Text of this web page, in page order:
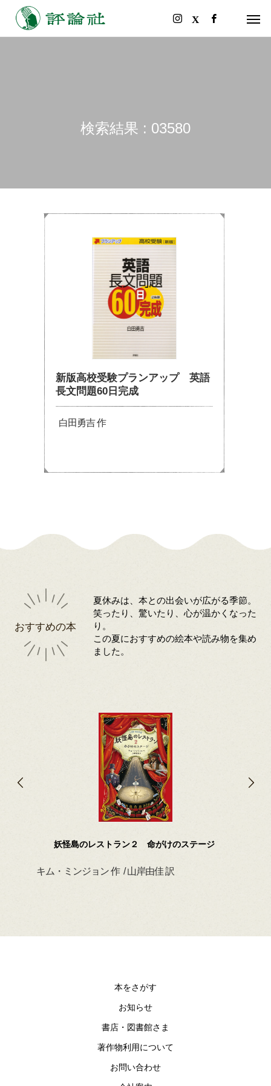
検索結果 : 03580
新版高校受験プランアップ 英語
長文問題60日完成
白田勇吉 作
おすすめの本
夏休みは、本との出会いが広がる季節。
笑ったり、驚いたり、心が温かくなった
り。
この夏におすすめの絵本や読み物を集め
ました。
妖怪島のレストラン２ 命がけのステージ
キム・ミンジョン 作 / 山岸由佳 訳
本をさがす
お知らせ
書店・図書館さま
著作物利用について
お問い合わせ